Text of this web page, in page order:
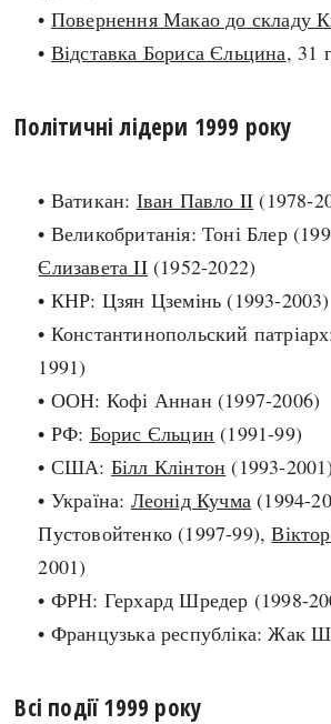
СЬОГОДНІ
ПРАВИЛА ЖИТТЯ
ВИ (НЕ) ЗНАЛИ
КАРТИ
НОТА БЕНЕ
МОЯ
Рубрики
Авіація і космонавтика
Архітектура і будівництво
Битви і війни
Катастрофи
Кримінал
Культура і мистецтво
Людина і суспільство
Особистості
Україна
Княжа
ЗНО
• Повернення Макао до складу
• Відставка Бориса Єльцина, 31
Політичні лідери 1999 року
• Ватикан: Іван Павло II (1978-
• Великобританія: Тоні Блер
Єлизавета II(1952-2022)
• КНР: Цзян Цземінь (1993-2003)
• Константинопольский
1991)
• ООН: Кофі Аннан (1997-2006)
• РФ: Борис Єльцин (1991-99)
• США: Білл Клінтон (1993-2001)
• Україна: Леонід Кучма (1994-
Пустовойтенко (1997-99),
2001)
• ФРН: Герхард Шредер (1998-
• Французька республіка: Жак
Всі події 1999 року